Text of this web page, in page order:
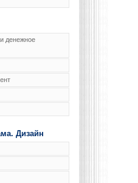
денежное
Дизайн